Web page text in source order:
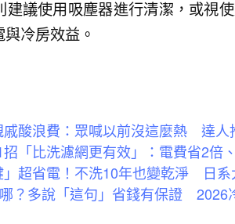
建議使用吸塵器進行清潔，或視
冷房效益。
戚酸浪費：眾喊以前沒這麼熱 達人
「比洗濾網更有效」：電費省2倍
」超省電！不洗10年也變乾淨 日系
？多說「這句」省錢有保證 2026